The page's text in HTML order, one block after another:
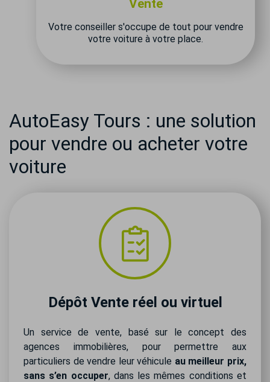
Vente
Votre conseiller s'occupe de tout pour vendre
votre voiture à votre place.
AutoEasy Tours : une solution
pour vendre ou acheter votre
voiture
Dépôt Vente réel ou virtuel
Un service de vente, basé sur le concept des
agences immobilières, pour permettre aux
particuliers de vendre leur véhicule au meilleur prix,
sans s’en occuper, dans les mêmes conditions et